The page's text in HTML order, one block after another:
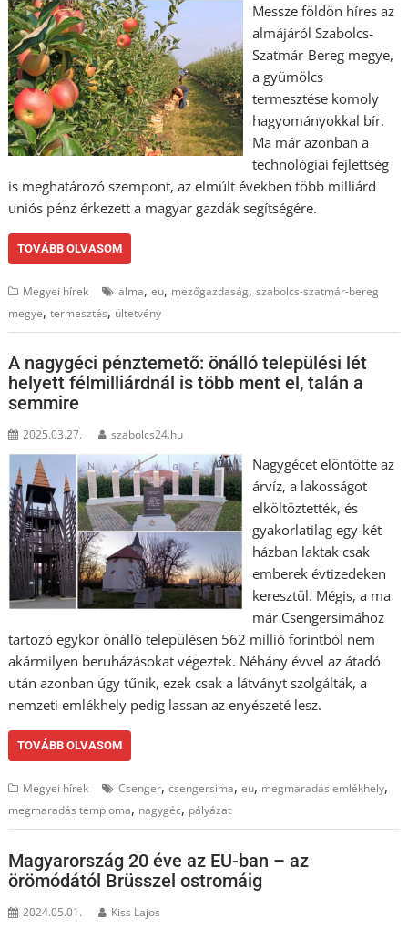
Messze földön híres az
almájáról Szabolcs-
Szatmár-Bereg megye,
a gyümölcs
termesztése komoly
hagyományokkal bír.
Ma már azonban a
technológiai fejlettség
is meghatározó szempont, az elmúlt években több milliárd
uniós pénz érkezett a magyar gazdák segítségére.
TOVÁBB OLVASOM
Megyei hírek alma,eu, mezőgazdaság,szabolcs-szatmár-bereg
megye,termesztés, ültetvény
A nagygéci pénztemető: önálló települési lét
helyett félmilliárdnál is több ment el, talán a
semmire
2025.03.27. szabolcs24.hu
Nagygécet elöntötte az
árvíz, a lakosságot
elköltöztették, és
gyakorlatilag egy-két
házban laktak csak
emberek évtizedeken
keresztül. Mégis, a ma
már Csengersimához
tartozó egykor önálló településen 562 millió forintból nem
akármilyen beruházásokat végeztek. Néhány évvel az átadó
után azonban úgy tűnik, ezek csak a látványt szolgálták, a
nemzeti emlékhely pedig lassan az enyészeté lesz.
TOVÁBB OLVASOM
Megyei hírek Csenger,csengersima,eu, megmaradás emlékhely,
megmaradás temploma, nagygéc, pályázat
Magyarország 20 éve az EU-ban – az
örömódától Brüsszel ostromáig
2024.05.01. Kiss Lajos